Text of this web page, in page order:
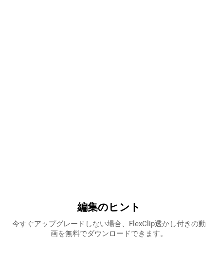
編集のヒント
今すぐアップグレードしない場合、FlexClip透かし付きの動
画を無料でダウンロードできます。